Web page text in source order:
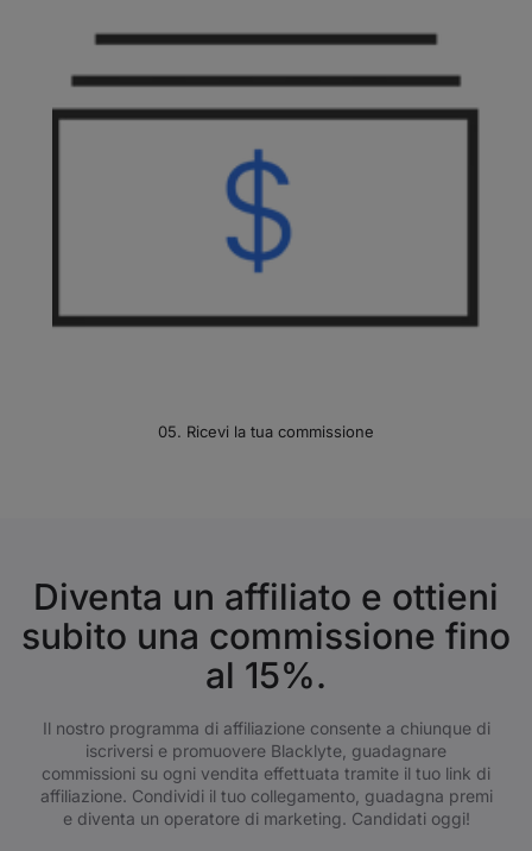
05. Ricevi la tua commissione
Diventa un affiliato e ottieni
subito una commissione fino
al 15%.
Il nostro programma di affiliazione consente a chiunque di
iscriversi e promuovere Blacklyte, guadagnare
commissioni su ogni vendita effettuata tramite il tuo link di
affiliazione. Condividi il tuo collegamento, guadagna premi
e diventa un operatore di marketing. Candidati oggi!